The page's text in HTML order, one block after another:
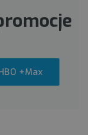
+Max